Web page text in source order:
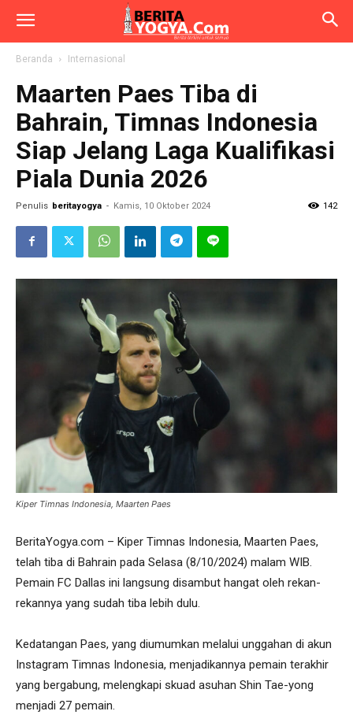
Beranda Internasional
Maarten Paes Tiba di
Bahrain, Timnas Indonesia
Siap Jelang Laga Kualifikasi
Piala Dunia 2026
Penulis beritayogya - Kamis, 10 Oktober 2024 142
Kiper Timnas Indonesia, Maarten Paes
BeritaYogya.com – Kiper Timnas Indonesia, Maarten Paes,
telah tiba di Bahrain pada Selasa (8/10/2024) malam WIB.
Pemain FC Dallas ini langsung disambut hangat oleh rekan-
rekannya yang sudah tiba lebih dulu.
Kedatangan Paes, yang diumumkan melalui unggahan di akun
Instagram Timnas Indonesia, menjadikannya pemain terakhir
yang bergabung, melengkapi skuad asuhan Shin Tae-yong
menjadi 27 pemain.